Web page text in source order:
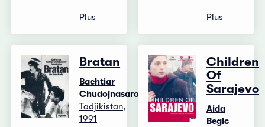
Plus Plus
Bratan
Bachtiar
Chudojnasarow
Tadjikistan,
1991
Children
Of
Sarajevo
Aida
Begic